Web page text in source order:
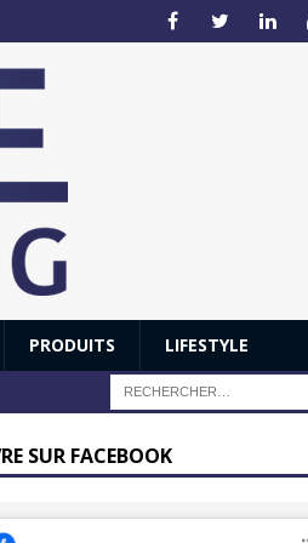
PRODUITS LIFESTYLE
SUR FACEBOOK